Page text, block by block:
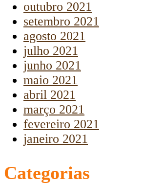
outubro 2021
setembro 2021
agosto 2021
julho 2021
junho 2021
maio 2021
abril 2021
março 2021
fevereiro 2021
janeiro 2021
Categorias